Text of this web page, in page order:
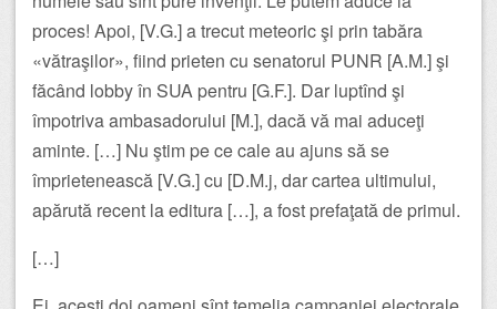
proces! Apoi, [V.G.] a trecut meteoric şi prin tabăra
«vătraşilor», fiind prieten cu senatorul PUNR [A.M.] şi
făcând lobby în SUA pentru [G.F.]. Dar luptînd şi
împotriva ambasadorului [M.], dacă vă mai aduceţi
aminte. […] Nu ştim pe ce cale au ajuns să se
împrietenească [V.G.] cu [D.M.j, dar cartea ultimului,
apărută recent la editura […], a fost prefaţată de primul.
[…]